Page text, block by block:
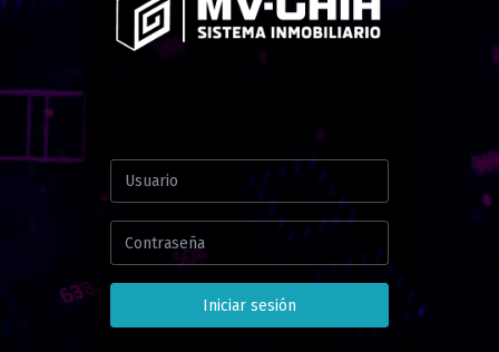
Iniciar sesión